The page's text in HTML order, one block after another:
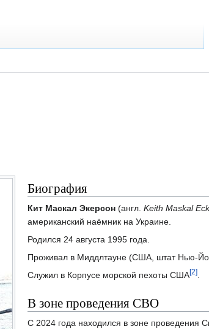
Биография
Кит Маскал Экерсон(англ. Keith Maskal
американский наёмник на Украине.
Родился 24 августа 1995 года.
Проживал в Миддлтауне (США, штат Нью-
Служил в Корпусе морской пехоты США[2].
В зоне проведения СВО
С 2024 года находился в зоне проведения